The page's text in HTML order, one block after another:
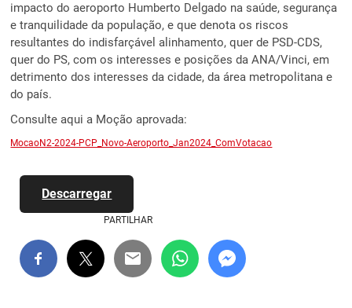
impacto do aeroporto Humberto Delgado na saúde, segurança
e tranquilidade da população, e que denota os riscos
resultantes do indisfarçável alinhamento, quer de PSD-CDS,
quer do PS, com os interesses e posições da ANA/Vinci, em
detrimento dos interesses da cidade, da área metropolitana e
do país.
Consulte aqui a Moção aprovada:
MocaoN2-2024-PCP_Novo-Aeroporto_Jan2024_ComVotacao
Descarregar
PARTILHAR